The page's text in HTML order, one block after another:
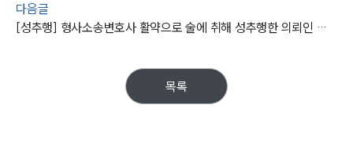
다음글
[성추행] 형사소송변호사 활약으로 술에 취해 성추행한 의뢰인 벌금형으로 방어
목록